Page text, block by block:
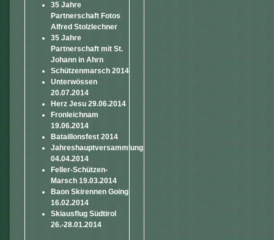
35 Jahre
Partnerschaft Fotos
Alfred Stolzlechner
35 Jahre
Partnerschaft mit St.
Johann in Ahrn
Schützenmarsch 2014
Unterwössen
20.07.2014
Herz Jesu 29.06.2014
Fronleichnam
19.06.2014
Bataillonsfest 2014
Jahreshauptversammlung
04.04.2014
Feller-Schützen-
Marsch 19.03.2014
Baon Skirennen Going
16.02.2014
Skiausflug Südtirol
26.-28.01.2014